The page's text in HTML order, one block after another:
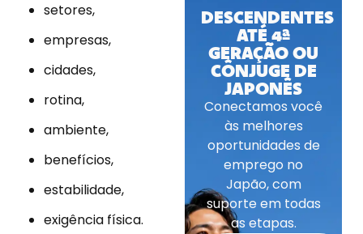
setores,
empresas,
cidades,
rotina,
ambiente,
benefícios,
estabilidade,
exigência física.
DESCENDENTES
ATÉ 4ª
GERAÇÃO OU
CÔNJUGE DE
JAPONÊS
Conectamos você
às melhores
oportunidades de
emprego no
Japão, com
suporte em todas
as etapas.